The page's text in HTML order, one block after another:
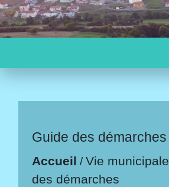
Guide des démarches
Accueil /Vie municipale
des démarches